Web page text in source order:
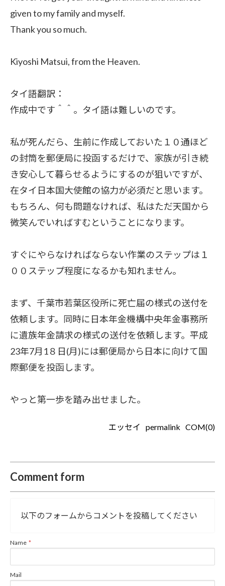
given to my family and myself.
Thank you so much.
Kiyoshi Matsui, from the Heaven.
タイ語翻訳：
作成中です＾＾。タイ語は難しいのです。
私が死んだら、生前に作成しておいた１０通ほど
の封筒を郵便局に投函するだけで、家族が引き続
き安心して暮らせるようにするのが狙いですが、
在タイ日本国大使館の協力が必須だと思います。
もちろん、何も問題なければ、私はただ天国から
微笑んでいればすむということになります。
すぐにやらなければならない作業のステップは１
００ステップ程度になるかも知れません。
まず、千葉市若葉区役所に死亡届の様式の送付を
依頼します。同時に日本年金機構中央年金事務所
に遺族年金請求の様式の送付を依頼します。平成
23年7月1８日(月)には郵便局から日本に向けて国
際郵便を投函します。
やっと第一歩を踏み出せました。
エッセイ permalink COM(0)
Comment form
以下のフォームからコメントを投稿してください
Name
Mail